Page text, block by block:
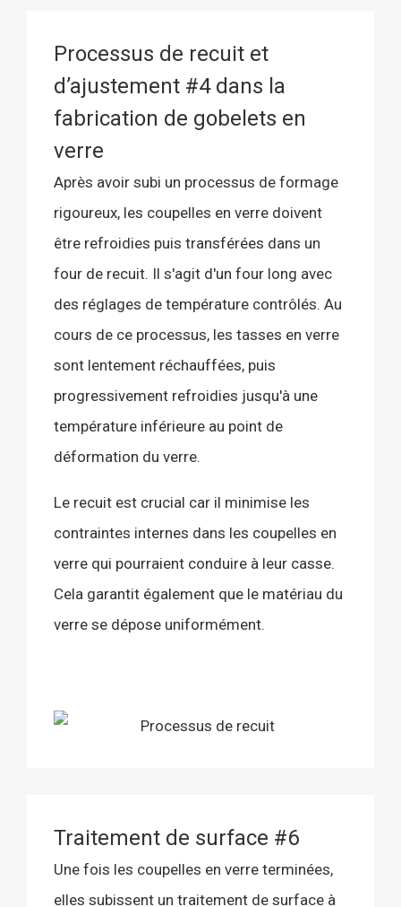
Processus de recuit et
d’ajustement #4 dans la
fabrication de gobelets en
verre
Après avoir subi un processus de formage
rigoureux, les coupelles en verre doivent
être refroidies puis transférées dans un
four de recuit. Il s'agit d'un four long avec
des réglages de température contrôlés. Au
cours de ce processus, les tasses en verre
sont lentement réchauffées, puis
progressivement refroidies jusqu'à une
température inférieure au point de
déformation du verre.
Le recuit est crucial car il minimise les
contraintes internes dans les coupelles en
verre qui pourraient conduire à leur casse.
Cela garantit également que le matériau du
verre se dépose uniformément.
Traitement de surface #6
Une fois les coupelles en verre terminées,
elles subissent un traitement de surface à